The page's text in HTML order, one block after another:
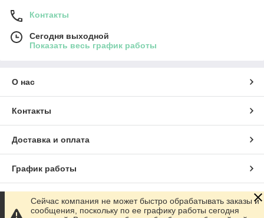
Контакты
Сегодня выходной
Показать весь график работы
О нас
Контакты
Доставка и оплата
График работы
Полная версия сайта
Сейчас компания не может быстро обрабатывать заказы и
сообщения, поскольку по ее графику работы сегодня